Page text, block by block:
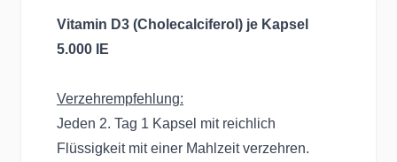
Vitamin D3 (Cholecalciferol) je Kapsel
5.000 IE
Verzehrempfehlung:
Jeden 2. Tag 1 Kapsel mit reichlich
Flüssigkeit mit einer Mahlzeit verzehren.